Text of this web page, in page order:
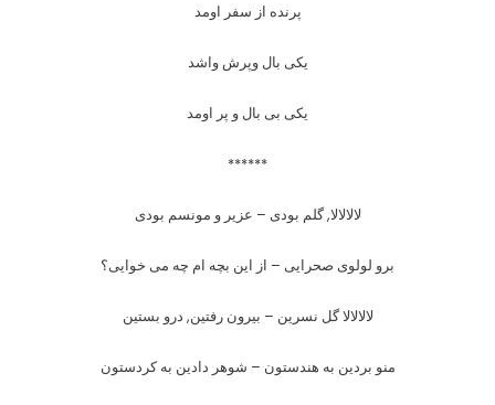
پرنده از سفر اومد
یکی بال وپرش واشد
یکی بی بال و پر اومد
******
لالالالا, گلم بودی – عزیر و مونسم بودی
برو لولوی صحرایی – از این بچه ام چه می خوایی؟
لالالالا گل نسرین – بیرون رفتین, درو بستین
منو بردین به هندستون – شوهر دادین به کردستون